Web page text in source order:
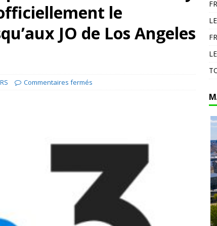
Espagne : 13 000 hectares brûlés dans un feu d’ampleur à
DIVERS
le
JO de Los Angeles
Commentaires fermés